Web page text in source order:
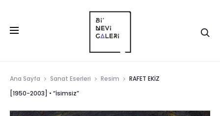
Ana Sayfa Sanat Eserleri Resim
RAFET EKİZ
[1950-2003] • “İsimsiz”